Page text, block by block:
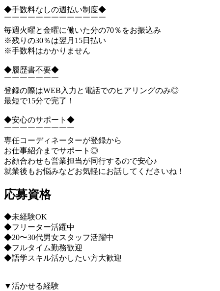
◆手数料なしの週払い制度◆
￣￣￣￣￣￣￣￣￣￣￣￣￣
毎週火曜と金曜に働いた分の70％をお振込み
※残りの30％は翌月15日払い
※手数料はかかりません
◆履歴書不要◆
￣￣￣￣￣￣￣
登録の際はWEB入力と電話でのヒアリングのみ◎
最短で15分で完了！
◆安心のサポート◆
￣￣￣￣￣￣￣￣￣
専任コーディネーターが登録から
お仕事紹介までサポート◎
お顔合わせも営業担当が同行するので安心♪
就業後もお悩みなどお気軽にお話してくださいね！
応募資格
◆未経験OK
◆フリーター活躍中
◆20〜30代男女スタッフ活躍中
◆フルタイム勤務歓迎
◆語学スキル活かしたい方大歓迎
▼活かせる経験